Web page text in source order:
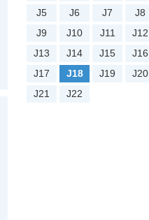
J5
J6 J7
J8
J9
J10 J11
J12
J13
J14 J15
J16
J17
J18 J19
J20
J21
J22